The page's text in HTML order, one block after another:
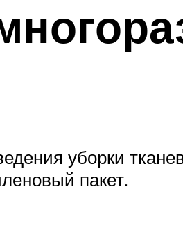
уборки
пакет.